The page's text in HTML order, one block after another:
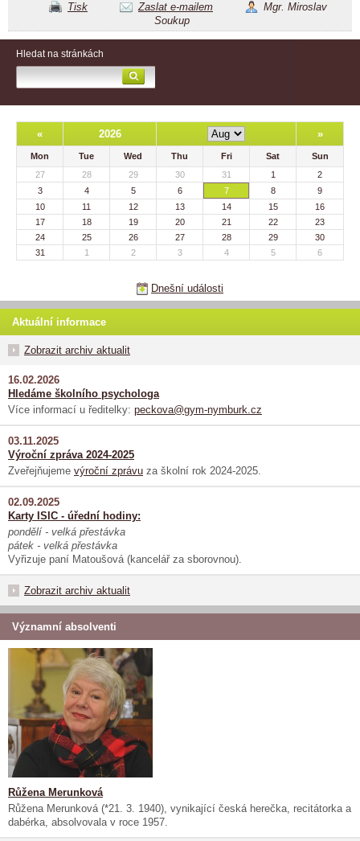
Tisk Zaslat e-mailem
Mgr. Miroslav
Soukup
Hledat na stránkách
« 2026 »
Mon Tue Wed Thu Fri Sat
Sun
27
28 29 30 31 1
2
3
4 5 6 7 8
9
10
11 12 13 14 15
16
17
18 19 20 21 22
23
24
25 26 27 28 29
30
31
1 2 3 4 5 6
Dnešní události
Aktuální informace
Zobrazit archiv aktualit
16.02.2026
Hledáme školního psychologa
Více informací u ředitelky: peckova@gym-nymburk.cz
03.11.2025
Výroční zpráva 2024-2025
Zveřejňujeme výroční zprávu za školní rok 2024-2025.
02.09.2025
Karty ISIC - úřední hodiny:
pondělí - velká přestávka
pátek - velká přestávka
Vyřizuje paní Matoušová (kancelář za sborovnou).
Zobrazit archiv aktualit
Významní absolventi
Růžena Merunková
Růžena Merunková (*21. 3. 1940), vynikající česká herečka, recitátorka a
dabérka, absolvovala v roce 1957.